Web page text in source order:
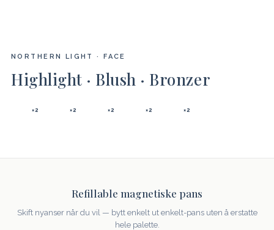
NORTHERN LIGHT · FACE
Highlight · Blush · Bronzer
×2 ×2 ×2 ×2 ×2
Refillable magnetiske pans
Skift nyanser når du vil — bytt enkelt ut enkelt-pans uten å erstatte
hele palette.